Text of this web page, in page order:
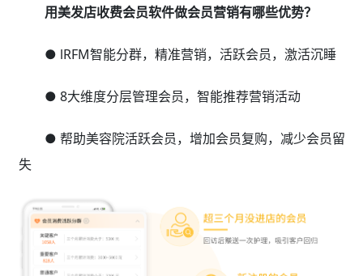
用美发店收费会员软件做会员营销有哪些优势？
● lRFM智能分群，精准营销，活跃会员，激活沉睡
● 8大维度分层管理会员，智能推荐营销活动
● 帮助美容院活跃会员，增加会员复购，减少会员留
失